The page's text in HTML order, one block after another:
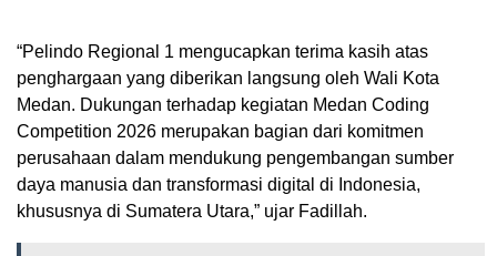
“Pelindo Regional 1 mengucapkan terima kasih atas
penghargaan yang diberikan langsung oleh Wali Kota
Medan. Dukungan terhadap kegiatan Medan Coding
Competition 2026 merupakan bagian dari komitmen
perusahaan dalam mendukung pengembangan sumber
daya manusia dan transformasi digital di Indonesia,
khususnya di Sumatera Utara,” ujar Fadillah.